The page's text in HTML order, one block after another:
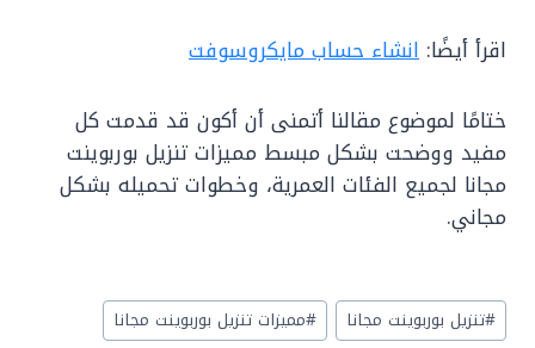
اقرأ أيضًا: انشاء حساب مايكروسوفت
ختامًا لموضوع مقالنا أتمنى أن أكون قد قدمت كل
مفيد ووضحت بشكل مبسط مميزات تنزيل بوربوينت
مجانا لجميع الفئات العمرية، وخطوات تحميله بشكل
مجاني.
Post
Tags:
#تنزيل بوربوينت مجانا #مميزات تنزيل بوربوينت مجانا